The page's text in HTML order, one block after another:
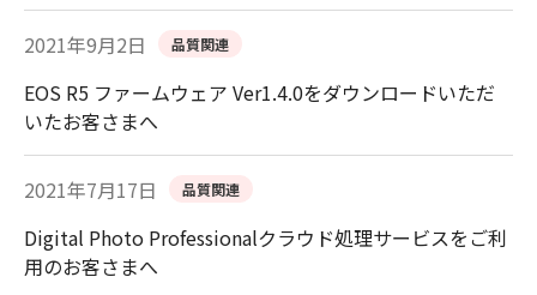
2021年9月2日 品質関連
EOS R5 ファームウェア Ver1.4.0をダウンロードいただ
いたお客さまへ
2021年7月17日 品質関連
Digital Photo Professionalクラウド処理サービスをご利
用のお客さまへ